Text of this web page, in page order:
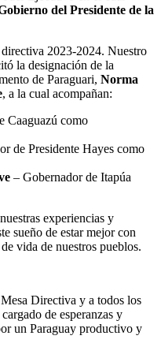
del Presidente de la
2023-2024. Nuestro
la designación de la
de Paraguari, Norma
, a la cual acompañan:
Caaguazú como
de Presidente Hayes como
– Gobernador de Itapúa
experiencias y
sueño de estar mejor con
vida de nuestros pueblos.
Directiva y a todos los
de esperanzas y
un Paraguay productivo y